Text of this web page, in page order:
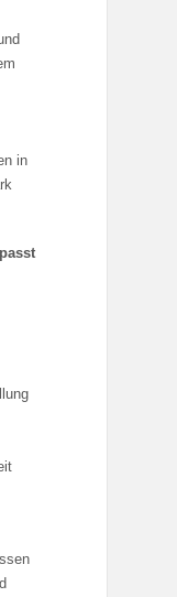
in